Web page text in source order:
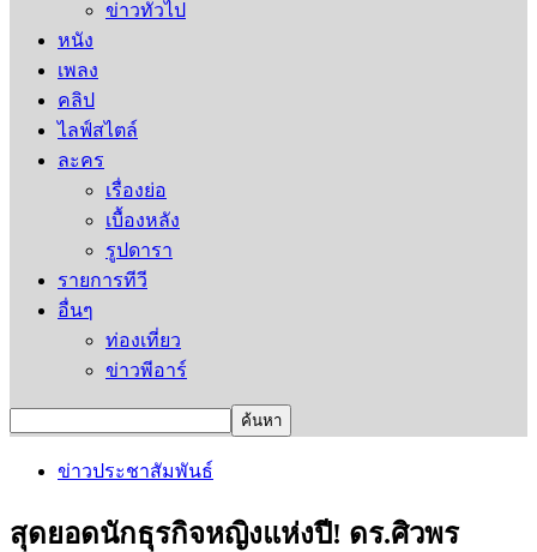
ข่าวทั่วไป
หนัง
เพลง
คลิป
ไลฟ์สไตล์
ละคร
เรื่องย่อ
เบื้องหลัง
รูปดารา
รายการทีวี
อื่นๆ
ท่องเที่ยว
ข่าวพีอาร์
ข่าวประชาสัมพันธ์
สุดยอดนักธุรกิจหญิงแห่งปี! ดร.ศิวพร